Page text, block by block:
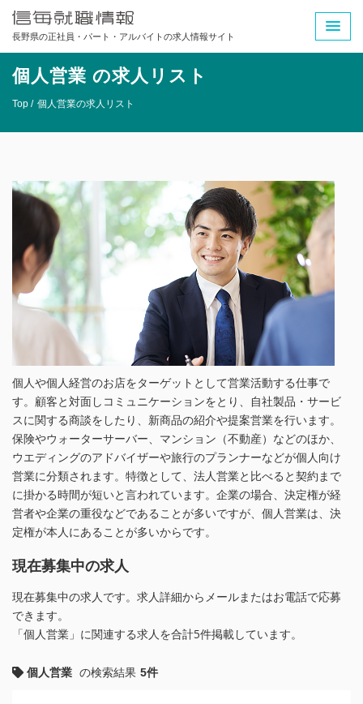
長野県の正社員・パート・アルバイトの求人情報サイト
個人営業 の求人リスト
Top / 個人営業の求人リスト
個人や個人経営のお店をターゲットとして営業活動する仕事で
す。顧客と対面しコミュニケーションをとり、自社製品・サービ
スに関する商談をしたり、新商品の紹介や提案営業を行います。
保険やウォーターサーバー、マンション（不動産）などのほか、
ウエディングのアドバイザーや旅行のプランナーなどが個人向け
営業に分類されます。特徴として、法人営業と比べると契約まで
に掛かる時間が短いと言われています。企業の場合、決定権が経
営者や企業の重役などであることが多いですが、個人営業は、決
定権が本人にあることが多いからです。
現在募集中の求人
現在募集中の求人です。求人詳細からメールまたはお電話で応募
できます。
「個人営業」に関連する求人を合計5件掲載しています。
個人営業 の検索結果 5件